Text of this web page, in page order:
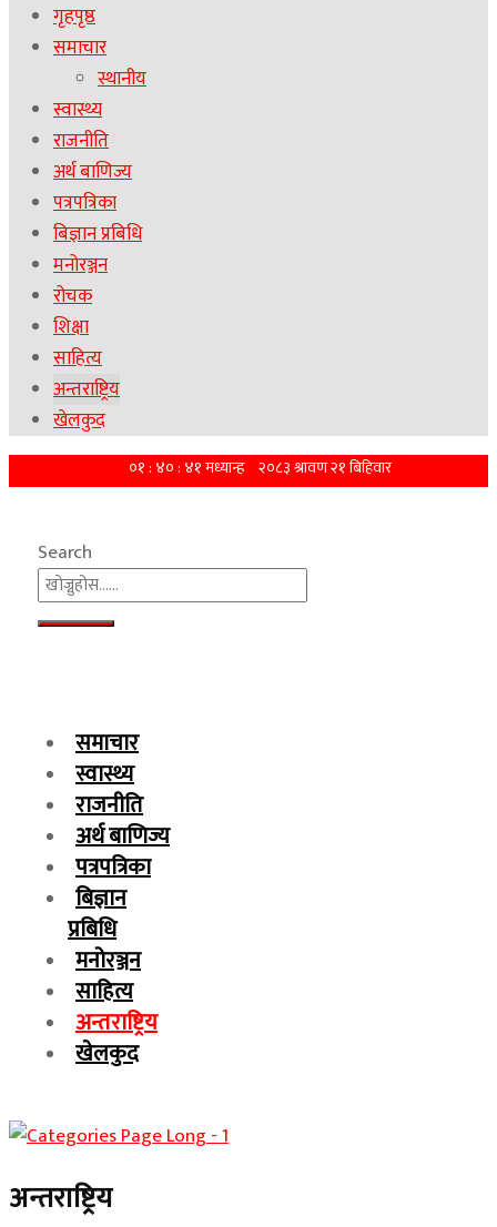
गृहपृष्ठ
समाचार
स्थानीय
स्वास्थ्य
राजनीति
अर्थ बाणिज्य
पत्रपत्रिका
बिज्ञान प्रबिधि
मनोरञ्जन
रोचक
शिक्षा
साहित्य
अन्तराष्ट्रिय
खेलकुद
Search
समाचार
स्वास्थ्य
राजनीति
अर्थ बाणिज्य
पत्रपत्रिका
बिज्ञान
प्रबिधि
मनोरञ्जन
साहित्य
अन्तराष्ट्रिय
खेलकुद
अन्तराष्ट्रिय